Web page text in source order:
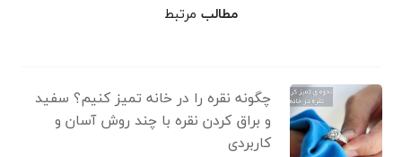
مطالب مرتبط
چگونه نقره را در خانه تمیز کنیم؟ سفید
و براق کردن نقره با چند روش آسان و
کاربردی